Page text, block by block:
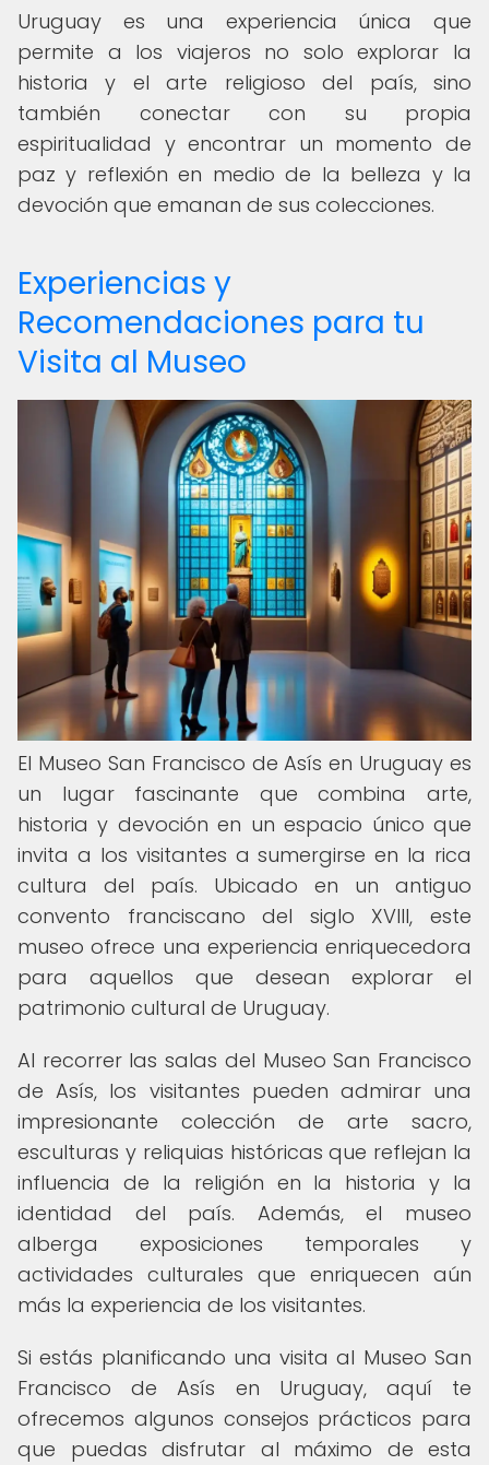
Uruguay es una experiencia única que
permite a los viajeros no solo explorar la
historia y el arte religioso del país, sino
también conectar con su propia
espiritualidad y encontrar un momento de
paz y reflexión en medio de la belleza y la
devoción que emanan de sus colecciones.
Experiencias y
Recomendaciones para tu
Visita al Museo
El Museo San Francisco de Asís en Uruguay es
un lugar fascinante que combina arte,
historia y devoción en un espacio único que
invita a los visitantes a sumergirse en la rica
cultura del país. Ubicado en un antiguo
convento franciscano del siglo XVIII, este
museo ofrece una experiencia enriquecedora
para aquellos que desean explorar el
patrimonio cultural de Uruguay.
Al recorrer las salas del Museo San Francisco
de Asís, los visitantes pueden admirar una
impresionante colección de arte sacro,
esculturas y reliquias históricas que reflejan la
influencia de la religión en la historia y la
identidad del país. Además, el museo
alberga exposiciones temporales y
actividades culturales que enriquecen aún
más la experiencia de los visitantes.
Si estás planificando una visita al Museo San
Francisco de Asís en Uruguay, aquí te
ofrecemos algunos consejos prácticos para
que puedas disfrutar al máximo de esta